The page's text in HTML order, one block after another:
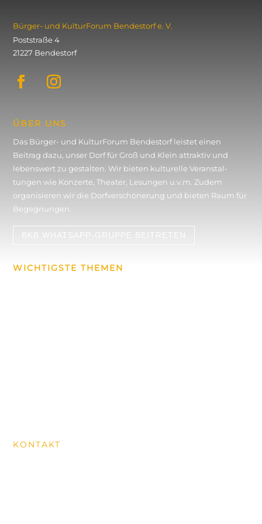
Bürger- und KulturForum ­Bendestorf e. V.
Poststraße 4
21227 Bendestorf
ÜBER UNS
Das Bürger- und KulturForum Bendestorf leistet einen
Beitrag dazu, unser Dorf für Groß und Klein attraktiv und
lebenswert zu gestalten. Wir bieten kulturelle Veran­stal­
tungen wie Konzerte, Theater, Lesungen u.v.m. Zudem
organisieren wir die Dorf­verschönerung und bieten Raum für
Begegnungen.
BKB WHATSAPP-GRUPPE BEITRETEN
WICHTIGSTE THEMEN
KONTAKT